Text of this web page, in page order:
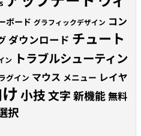
ボード グラフィックデザイン コン
ダウンロード チュート
ン トラブルシューティン
グイン マウス メニュー レイヤ
小技文字新機能無料
択